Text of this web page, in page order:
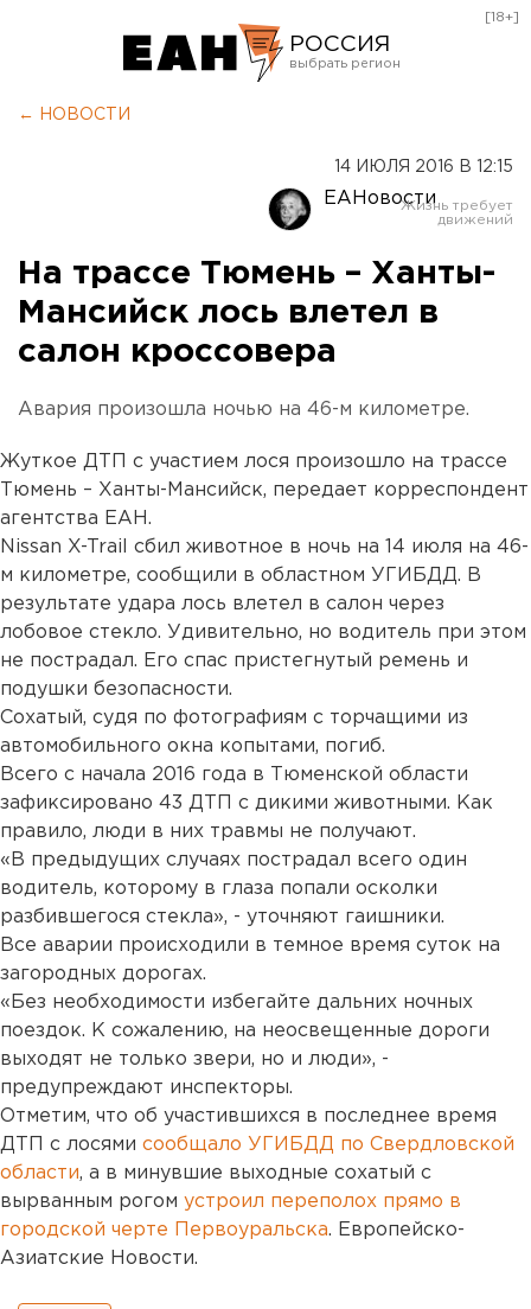
РОССИЯ
Оренбург
[18+]
← НОВОСТИ
14 ИЮЛЯ 2016 В 12:15
ЕАНовости
На трассе Тюмень – Ханты-
Мансийск лось влетел в
салон кроссовера
Авария произошла ночью на 46-м километре.
Жуткое ДТП с участием лося произошло на трассе
Тюмень – Ханты-Мансийск, передает корреспондент
агентства ЕАН.
Nissan X-Trail сбил животное в ночь на 14 июля на 46-
м километре, сообщили в областном УГИБДД. В
результате удара лось влетел в салон через
лобовое стекло. Удивительно, но водитель при этом
не пострадал. Его спас пристегнутый ремень и
подушки безопасности.
Сохатый, судя по фотографиям с торчащими из
автомобильного окна копытами, погиб.
Всего с начала 2016 года в Тюменской области
зафиксировано 43 ДТП с дикими животными. Как
правило, люди в них травмы не получают.
«В предыдущих случаях пострадал всего один
водитель, которому в глаза попали осколки
разбившегося стекла», - уточняют гаишники.
Все аварии происходили в темное время суток на
загородных дорогах.
«Без необходимости избегайте дальних ночных
поездок. К сожалению, на неосвещенные дороги
выходят не только звери, но и люди», -
предупреждают инспекторы.
Отметим, что об участившихся в последнее время
ДТП с лосями сообщало УГИБДД по Свердловской
области, а в минувшие выходные сохатый с
вырванным рогом устроил переполох прямо в
городской черте Первоуральска. Европейско-
Азиатские Новости.